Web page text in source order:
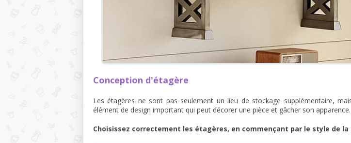
Conception d'étagère
Les étagères ne sont pas seulement un lieu de stockage supplémentaire,
élément de design important qui peut décorer une pièce et gâcher son apparence.
Choisissez correctement les étagères, en commençant par le style de la